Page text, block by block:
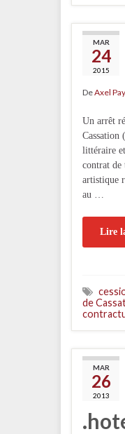
MAR
24
2015
DeAxel
Un arrêt
Cassation
littéraire
contrat de
artistique
au …
Lire
de
MAR
26
2013